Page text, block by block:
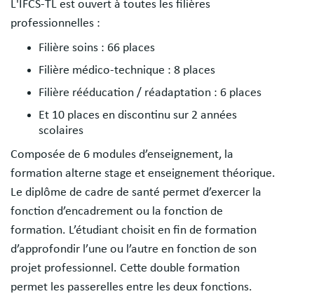
L'IFCS-TL est ouvert à toutes les filières
professionnelles :
Filière soins : 66 places
Filière médico-technique : 8 places
Filière rééducation / réadaptation : 6 places
Et 10 places en discontinu sur 2 années
scolaires
Composée de 6 modules d’enseignement, la
formation alterne stage et enseignement théorique.
Le diplôme de cadre de santé permet d’exercer la
fonction d’encadrement ou la fonction de
formation. L’étudiant choisit en fin de formation
d’approfondir l’une ou l’autre en fonction de son
projet professionnel. Cette double formation
permet les passerelles entre les deux fonctions.